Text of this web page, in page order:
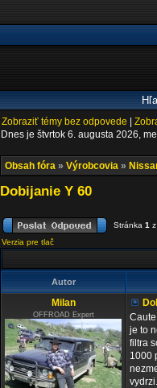
Zobraziť témy bez odpovede
Dnes je štvrtok 6. augusta 2026,
Obsah fóra » Výrobcovia »
Dobijanie Y 60
Stránka 1 z
Verzia pre tlač
Autor
Milan
OFFROAD Expert
je to
filtra
1000